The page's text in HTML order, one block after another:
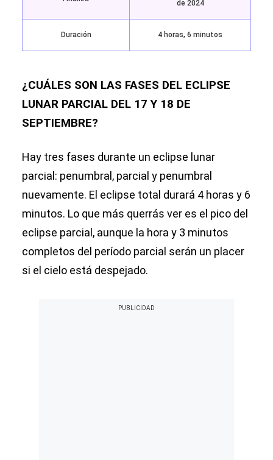
de 2024
Duración 4 horas, 6 minutos
¿CUÁLES SON LAS FASES DEL ECLIPSE
LUNAR PARCIAL DEL 17 Y 18 DE
SEPTIEMBRE?
Hay tres fases durante un eclipse lunar
parcial: penumbral, parcial y penumbral
nuevamente. El eclipse total durará 4 horas y 6
minutos. Lo que más querrás ver es el pico del
eclipse parcial, aunque la hora y 3 minutos
completos del período parcial serán un placer
si el cielo está despejado.